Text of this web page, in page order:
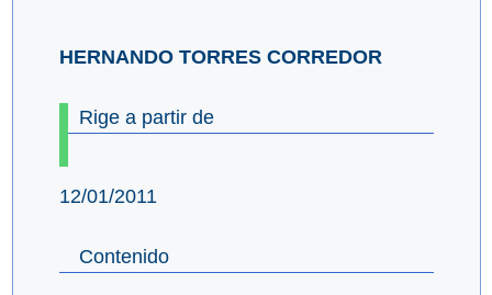
HERNANDO TORRES CORREDOR
Rige a partir de
12/01/2011
Contenido